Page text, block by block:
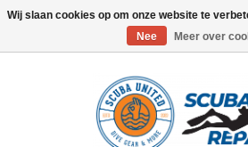
Wij slaan cookies op om onze website te
Nee
Meer over